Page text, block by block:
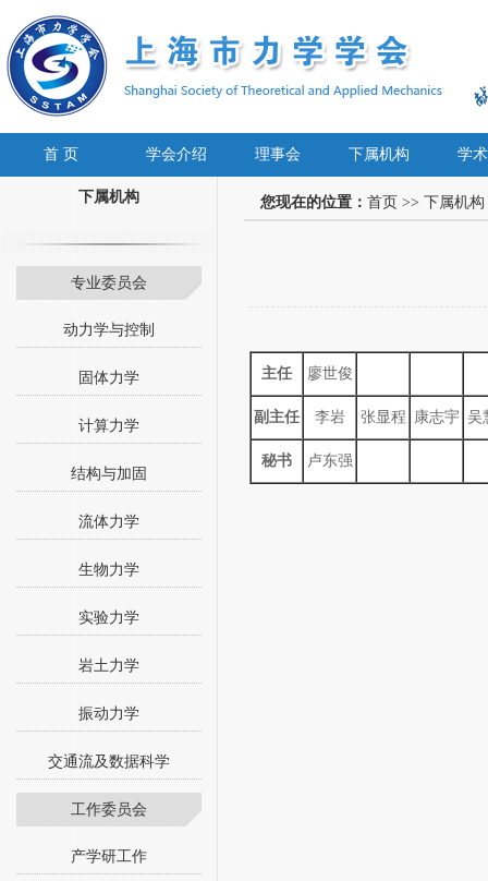
首 页 学会介绍 理事会 下属机构 学
下属机构
专业委员会
动力学与控制
固体力学
计算力学
结构与加固
流体力学
生物力学
实验力学
岩土力学
振动力学
交通流及数据科学
工作委员会
产学研工作
您现在的位置： 首页 >> 下属机构
主任 廖世俊
副主任 李岩 张显程 康志宇 吴
秘书 卢东强